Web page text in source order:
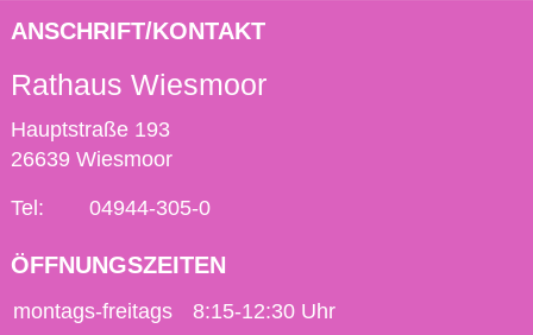
ANSCHRIFT/KONTAKT
Rathaus Wiesmoor
Hauptstraße 193
26639 Wiesmoor
Tel: 04944-305-0
ÖFFNUNGSZEITEN
montags-freitags 8:15-12:30 Uhr